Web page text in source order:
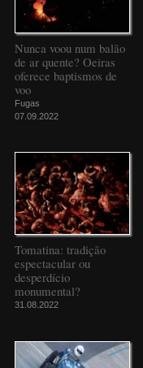
Nunca voou num balão
de ar quente? Oeiras
oferece baptismos de
voo
Fugas
07.09.2022
Tomatina: tradição
espectacular ou
desperdício
monumental?
31.08.2022